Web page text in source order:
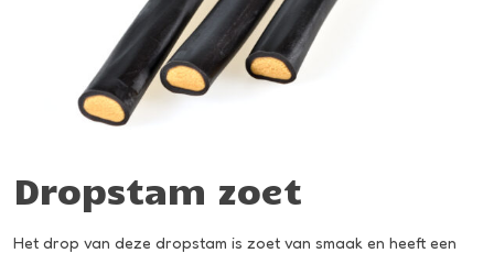
Het drop van deze dropstam is zoet van smaak en heeft een
Dropstam zoet